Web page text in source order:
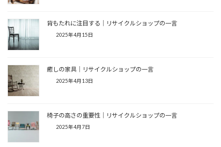
背もたれに注目する│リサイクルショップの一言
2025年4月15日
癒しの家具│リサイクルショップの一言
2025年4月13日
椅子の高さの重要性│リサイクルショップの一言
2025年4月7日